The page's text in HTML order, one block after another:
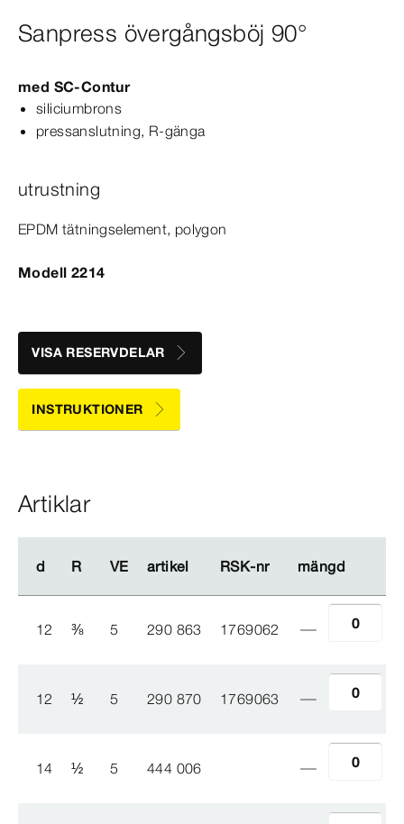
Sanpress övergångsböj 90°
med SC‑Contur
siliciumbrons
pressanslutning, R-​gänga
utrustning
EPDM tätningselement, polygon
Modell 2214
VISA RESERVDELAR
INSTRUKTIONER
Artiklar
d R VE artikel RSK-​nr mängd
d R VE artikel RSK-​nr mängd
12 ⅜ 5 290 863 1769062
12 ½ 5 290 870 1769063
14 ½ 5 444 006